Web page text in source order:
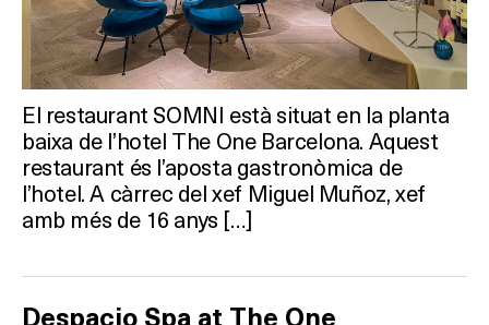
Què vols fer?
HOTELS
TERRASSES
El restaurant SOMNI està situat en la planta
baixa de l’hotel The One Barcelona. Aquest
restaurant és l’aposta gastronòmica de
l’hotel. A càrrec del xef Miguel Muñoz, xef
amb més de 16 anys […]